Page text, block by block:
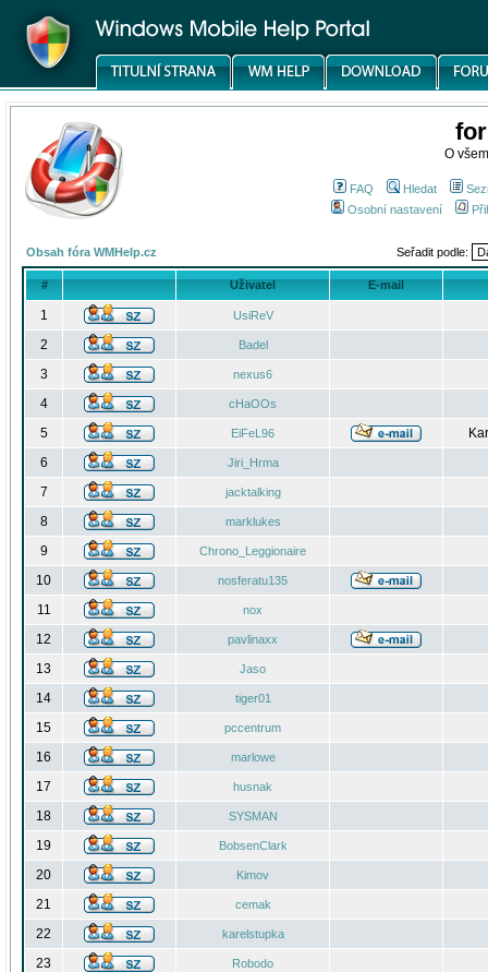
O
FAQ Hledat
Osobní nastavení
Obsah fóra WMHelp.cz Seřadit podle:
# Uživatel E-mail
1 UsiReV
2 Badel
3 nexus6
4 cHaOOs
5 EiFeL96
6
Jiri_Hrma
7 jacktalking
8 marklukes
9 Chrono_Leggionaire
10 nosferatu135
11 nox
12 pavlinaxx
13 Jaso
14 tiger01
15 pccentrum
16 marlowe
17 husnak
18 SYSMAN
19 BobsenClark
20 Kimov
21 cemak
22 karelstupka
23 Robodo